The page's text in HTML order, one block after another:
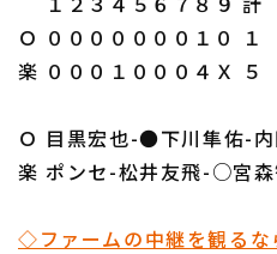
Ｏ ０００００００１０ １
楽 ０００１０００４Ｘ ５
Ｏ 目黒宏也-●下川隼佑-
楽 ポンセ-松井友飛-○宮
◇ファームの中継を観るな